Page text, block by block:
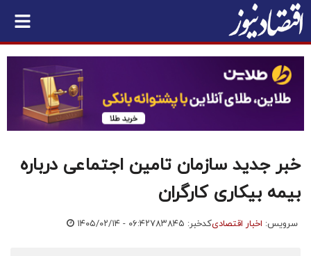
خبر جدید سازمان تامین اجتماعی درباره
بیمه بیکاری کارگران
سرویس: اخبار اقتصادیکدخبر: ۷۸۳۸۴۵ ۱۴۰۵/۰۲/۱۴ - ۰۶:۴۲